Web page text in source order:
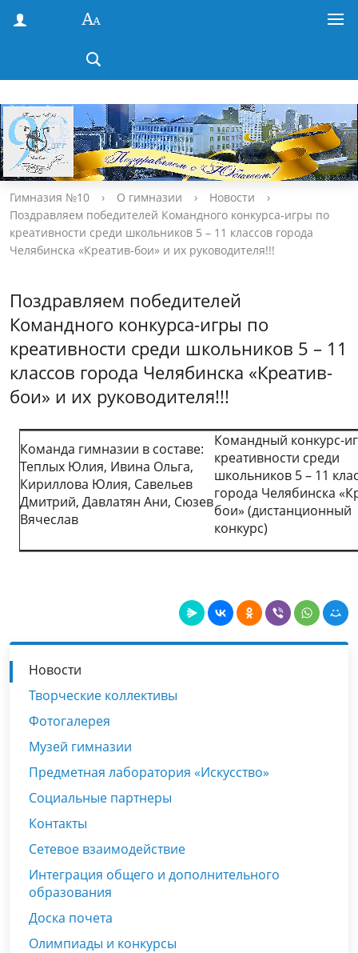
Гимназия №10 › О гимназии › Новости
›
Поздравляем победителей Командного конкурса-игры по
креативности среди школьников 5 – 11 классов города
Челябинска «Креатив-бои» и их руководителя!!!
Поздравляем победителей
Командного конкурса-игры по
креативности среди школьников 5 – 11
классов города Челябинска «Креатив-
бои» и их руководителя!!!
Команда гимназии в составе:
Теплых Юлия, Ивина Ольга,
Кириллова Юлия, Савельев
Дмитрий, Давлатян Ани, Сюзев
Вячеслав
Командный конкурс-
креативности среди
школьников 5 – 11
города Челябинска
бои» (дистанционный
конкурс)
Новости
Творческие коллективы
Фотогалерея
Музей гимназии
Предметная лаборатория «Искусство»
Социальные партнеры
Контакты
Сетевое взаимодействие
Интеграция общего и дополнительного
образования
Доска почета
Олимпиады и конкурсы